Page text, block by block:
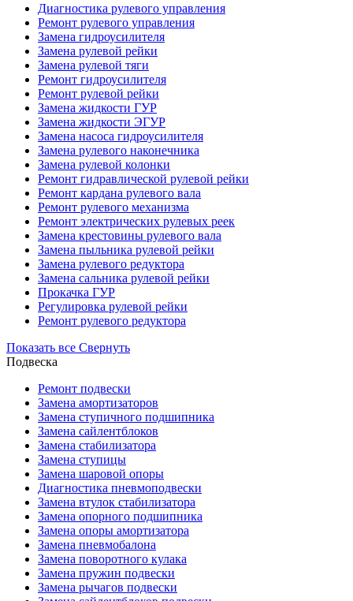
Диагностика рулевого управления
Ремонт рулевого управления
Замена гидроусилителя
Замена рулевой рейки
Замена рулевой тяги
Ремонт гидроусилителя
Ремонт рулевой рейки
Замена жидкости ГУР
Замена жидкости ЭГУР
Замена насоса гидроусилителя
Замена рулевого наконечника
Замена рулевой колонки
Ремонт гидравлической рулевой рейки
Ремонт кардана рулевого вала
Ремонт рулевого механизма
Ремонт электрических рулевых реек
Замена крестовины рулевого вала
Замена пыльника рулевой рейки
Замена рулевого редуктора
Замена сальника рулевой рейки
Прокачка ГУР
Регулировка рулевой рейки
Ремонт рулевого редуктора
Показать все Свернуть
Подвеска
Ремонт подвески
Замена амортизаторов
Замена ступичного подшипника
Замена сайлентблоков
Замена стабилизатора
Замена ступицы
Замена шаровой опоры
Диагностика пневмоподвески
Замена втулок стабилизатора
Замена опорного подшипника
Замена опоры амортизатора
Замена пневмобалона
Замена поворотного кулака
Замена пружин подвески
Замена рычагов подвески